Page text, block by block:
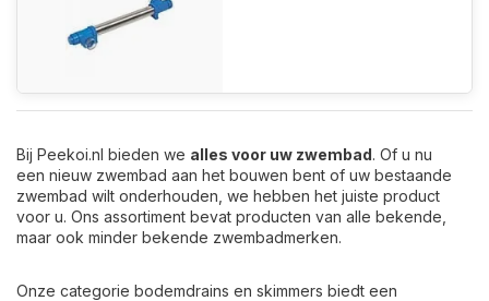
Bij Peekoi.nl bieden we alles voor uw zwembad. Of u nu
een nieuw zwembad aan het bouwen bent of uw bestaande
zwembad wilt onderhouden, we hebben het juiste product
voor u. Ons assortiment bevat producten van alle bekende,
maar ook minder bekende zwembadmerken.
Onze categorie bodemdrains en skimmers biedt een